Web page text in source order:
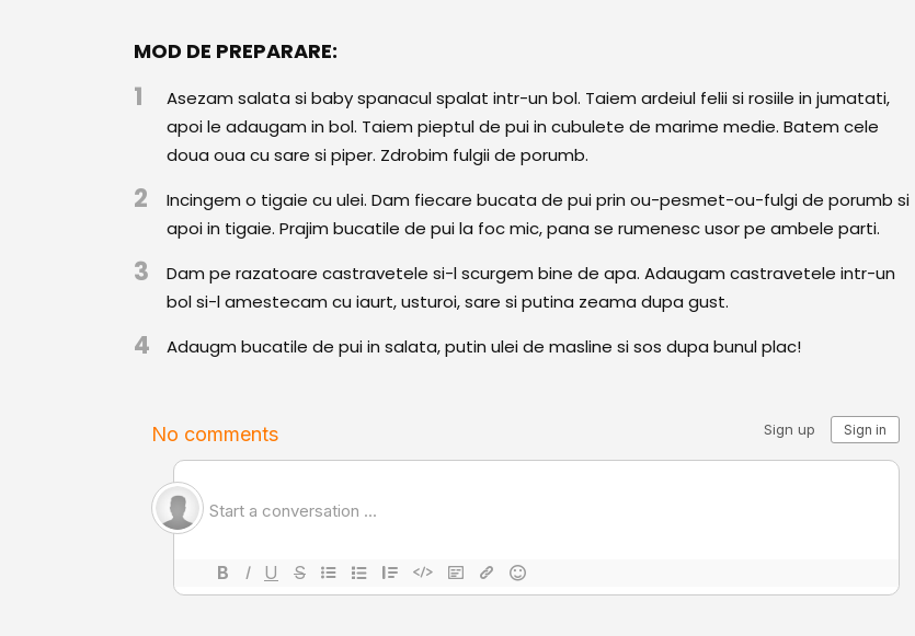
MOD DE PREPARARE:
1
Asezam salata si baby spanacul spalat intr-un bol. Taiem ardeiul felii si rosiile in jumatati,
apoi le adaugam in bol. Taiem pieptul de pui in cubulete de marime medie. Batem cele
doua oua cu sare si piper. Zdrobim fulgii de porumb.
2
Incingem o tigaie cu ulei. Dam fiecare bucata de pui prin ou-pesmet-ou-fulgi de porumb si
apoi in tigaie. Prajim bucatile de pui la foc mic, pana se rumenesc usor pe ambele parti.
3
Dam pe razatoare castravetele si-l scurgem bine de apa. Adaugam castravetele intr-un
bol si-l amestecam cu iaurt, usturoi, sare si putina zeama dupa gust.
4 Adaugm bucatile de pui in salata, putin ulei de masline si sos dupa bunul plac!